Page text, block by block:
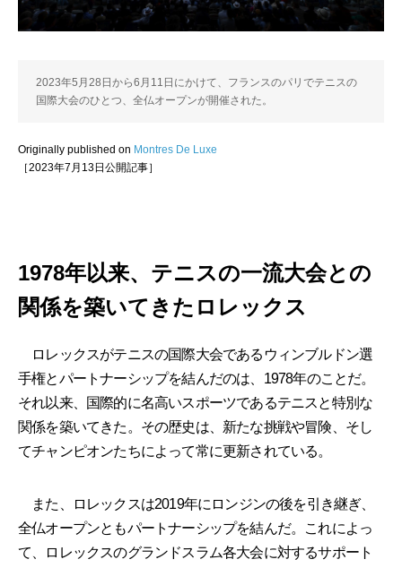
2023年5月28日から6月11日にかけて、フランスのパリでテニスの
国際大会のひとつ、全仏オープンが開催された。
Originally published on Montres De Luxe
［2023年7月13日公開記事］
1978年以来、テニスの一流大会との
関係を築いてきたロレックス
ロレックスがテニスの国際大会であるウィンブルドン選
手権とパートナーシップを結んだのは、1978年のことだ。
それ以来、国際的に名高いスポーツであるテニスと特別な
関係を築いてきた。その歴史は、新たな挑戦や冒険、そし
てチャンピオンたちによって常に更新されている。
また、ロレックスは2019年にロンジンの後を引き継ぎ、
全仏オープンともパートナーシップを結んだ。これによっ
て、ロレックスのグランドスラム各大会に対するサポート